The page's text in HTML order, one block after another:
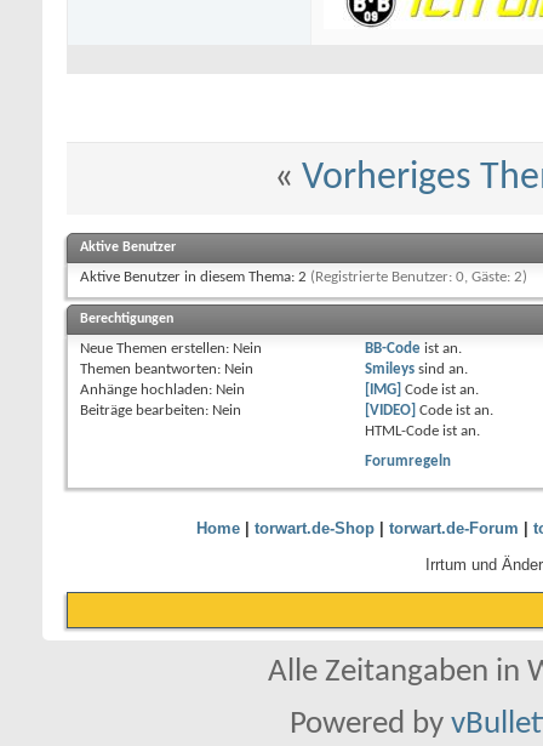
« Vorheriges
Aktive Benutzer
Aktive Benutzer in diesem Thema: 2 (Registrierte Benutzer: 0, Gäste: 2)
Berechtigungen
Neue Themen erstellen: Nein
Themen beantworten: Nein
Anhänge hochladen: Nein
Beiträge bearbeiten: Nein
BB-Codeist an.
Smileyssind an.
[IMG] Code ist an.
[VIDEO] Code ist an.
HTML-Code ist an.
Forumregeln
Home| torwart.de-Shop| torwart.de-Forum |
Irrtum und
Alle Zeitangaben in
Powered by